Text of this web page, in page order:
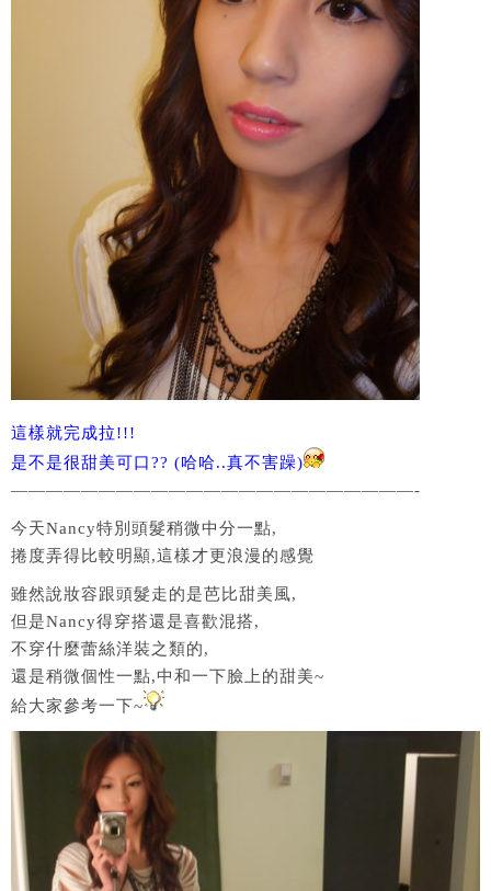
這樣就完成拉!!!
是不是很甜美可口?? (哈哈..真不害躁)
———————————————————————-
今天Nancy特別頭髮稍微中分一點,
捲度弄得比較明顯,這樣才更浪漫的感覺
雖然說妝容跟頭髮走的是芭比甜美風,
但是Nancy得穿搭還是喜歡混搭,
不穿什麼蕾絲洋裝之類的,
還是稍微個性一點,中和一下臉上的甜美~
給大家參考一下~